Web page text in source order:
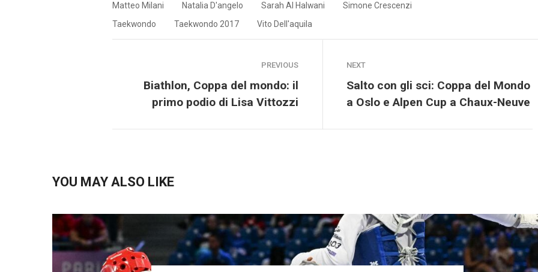
Matteo Milani
Natalia D'angelo Sarah Al Halwani
Simone Crescenzi
Taekwondo
Taekwondo 2017 Vito Dell'aquila
PREVIOUS
Biathlon, Coppa del mondo: il
primo podio di Lisa Vittozzi
NEXT
Salto con gli sci: Coppa del Mondo
a Oslo e Alpen Cup a Chaux-Neuve
YOU MAY ALSO LIKE